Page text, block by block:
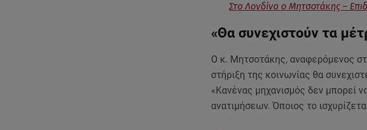
Στο Λονδίνο ο Μητσοτάκης –
«Θα συνεχιστούν τα
Ο κ. Μητσοτάκης, αναφερόμενος
στήριξη της κοινωνίας θα
«Κανένας μηχανισμός δεν μπορεί
ανατιμήσεων. Όποιος το